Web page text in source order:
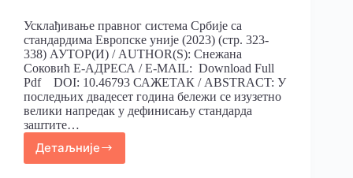
Усклађивање правног система Србије са
стандардима Европске уније (2023) (стр. 323-
338) АУТОР(И) / AUTHOR(S): Снежана
Соковић Е-АДРЕСА / E-MAIL: Download Full
Pdf DOI: 10.46793 САЖЕТАК / ABSTRACT: У
последњих двадесет година бележи се изузетно
велики напредак у дефинисању стандарда
заштите…
Детаљније